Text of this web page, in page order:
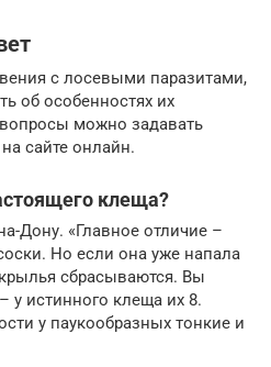
с лосевыми паразитами,
об особенностях их
можно задавать
сайте онлайн.
клеща?
Дону. «Главное отличие –
Но если она уже напала
сбрасываются. Вы
у истинного клеща их 8.
у паукообразных тонкие и